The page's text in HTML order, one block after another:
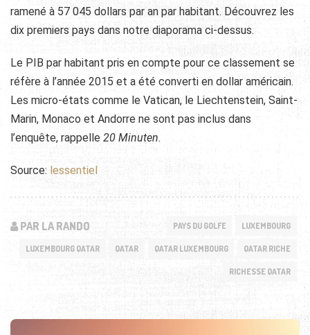
ramené à 57 045 dollars par an par habitant. Découvrez les
dix premiers pays dans notre diaporama ci-dessus.
Le PIB par habitant pris en compte pour ce classement se
réfère à l’année 2015 et a été converti en dollar américain.
Les micro-états comme le Vatican, le Liechtenstein, Saint-
Marin, Monaco et Andorre ne sont pas inclus dans
l’enquête, rappelle 20 Minuten.
Source: lessentiel
PAR LA RANDO PAYS DU GOLFE LUXEMBOURG
LUXEMBOURG QATAR QATAR QATAR LUXEMBOURG QATAR RICHE
RICHESSE QATAR